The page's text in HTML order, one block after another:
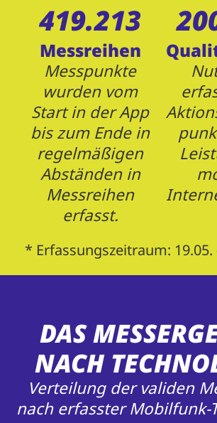
419.213
Messreihen
Messpunkte
wurden vom
Start in der App
bis zum Ende in
regelmäßigen
Abständen in
Messreihen
erfasst.
* Erfassungszeitraum: 19.05.
DAS
NACH
Verteilung der validen
nach erfasster Mobilfunk-